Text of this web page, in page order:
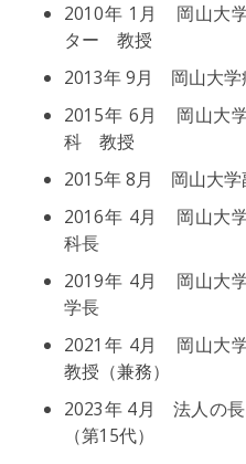
2010年 1月 岡山大
ター 教授
2013年 9月 岡山大学
2015年 6月 岡山大
科 教授
2015年 8月 岡山大学
2016年 4月 岡山大
科長
2019年 4月 岡山大
学長
2021年 4月 岡山大
教授（兼務）
2023年 4月 法人の
（第15代）